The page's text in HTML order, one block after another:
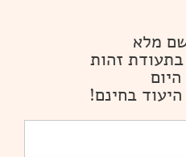
מלא
זהות
בחינם!